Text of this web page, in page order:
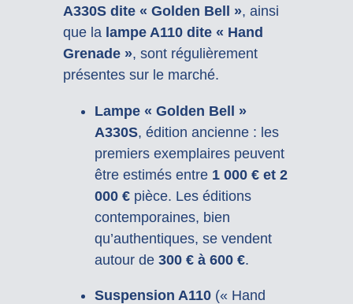
A330S dite « Golden Bell », ainsi
que la lampe A110 dite « Hand
Grenade », sont régulièrement
présentes sur le marché.
Lampe « Golden Bell »
A330S, édition ancienne : les
premiers exemplaires peuvent
être estimés entre 1 000 € et 2
000 €pièce. Les éditions
contemporaines, bien
qu’authentiques, se vendent
autour de 300 € à 600 €.
Suspension A110(« Hand